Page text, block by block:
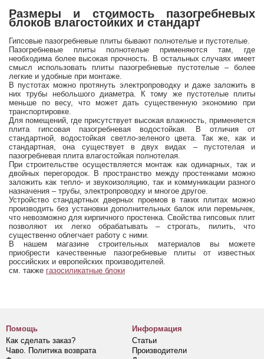
Размеры и стоимость пазогребневых
блоков влагостойких и стандарт
Гипсовые пазогребневые плиты бывают полнотелые и пустотелые.
Пазогребневые плиты полнотелые применяются там, где
необходима более высокая прочность. В остальных случаях имеет
смысл использовать плиты пазогребневые пустотелые – более
легкие и удобные при монтаже.
В пустотах можно протянуть электропроводку и даже заложить в
них трубы небольшого диаметра. К тому же пустотелые плиты
меньше по весу, что может дать существенную экономию при
транспортировке.
Для помещений, где присутствует высокая влажность, применяется
плита гипсовая пазогребневая водостойкая. В отличия от
стандартной, водостойкая светло-зеленого цвета. Так же, как и
стандартная, она существует в двух видах – пустотелая и
пазогребневая плита влагостойкая полнотелая.
При строительстве осуществляется монтаж как одинарных, так и
двойных перегородок. В пространство между простенками можно
заложить как тепло- и звукоизоляцию, так и коммуникации разного
назначения – трубы, электропроводку и многое другое.
Устройство стандартных дверных проемов в таких плитах можно
производить без установки дополнительных балок или перемычек,
что невозможно для кирпичного простенка. Свойства гипсовых плит
позволяют их легко обрабатывать – строгать, пилить, что
существенно облегчает работу с ними.
В нашем магазине строительных материалов вы можете
приобрести качественные пазогребневые плиты от известных
российских и европейских производителей.
см. также газосиликатные блоки
Помощь
Как сделать заказ?
Чаво. Политика возврата
Информация
Статьи
Производители